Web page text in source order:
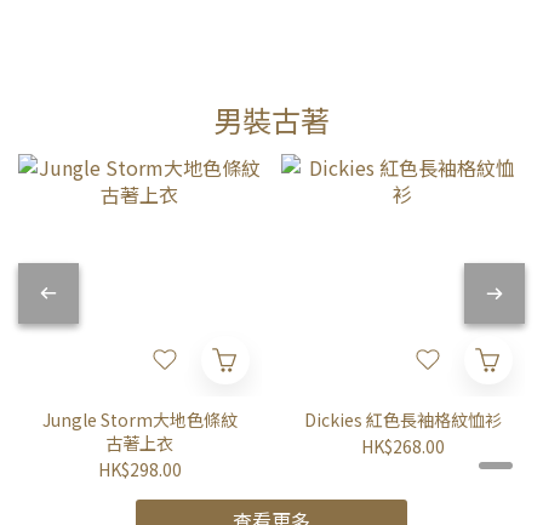
男裝古著
Jungle Storm大地色條紋
古著上衣
HK$298.00
Dickies 紅色長袖格紋恤衫
HK$268.00